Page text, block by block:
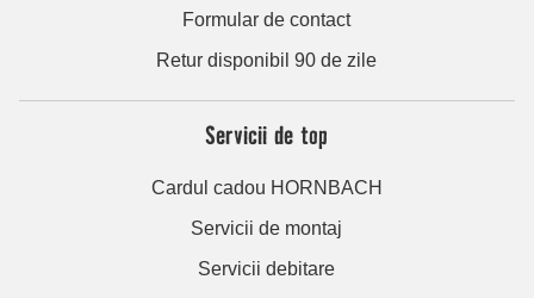
Formular de contact
Retur disponibil 90 de zile
Servicii de top
Cardul cadou HORNBACH
Servicii de montaj
Servicii debitare